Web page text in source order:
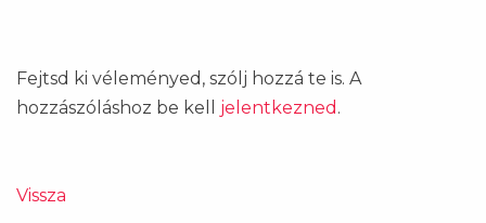
Fejtsd ki véleményed, szólj hozzá te is. A
hozzászóláshoz be kell jelentkezned .
Vissza